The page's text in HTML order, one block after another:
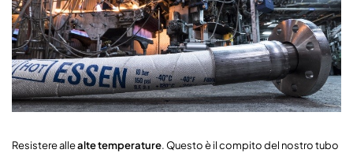
Resistere allealte temperature. Questo è il compito del nostro tubo